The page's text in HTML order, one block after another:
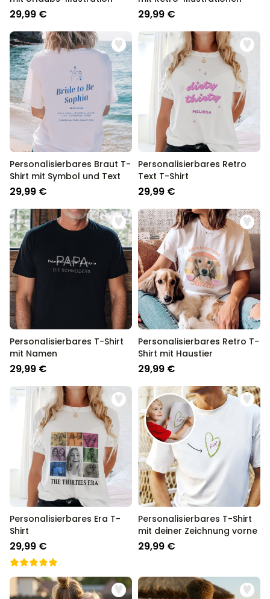
29,99 € 29,99 €
Personalisierbares Braut T-
Shirt mit Symbol und Text
29,99 €
Personalisierbares Retro
Text T-Shirt
29,99 €
Personalisierbares T-Shirt
mit Namen
29,99 €
Personalisierbares Retro T-
Shirt mit Haustier
29,99 €
Personalisierbares Era T-
Shirt
29,99 €
Personalisierbares T-Shirt
mit deiner Zeichnung vorne
29,99 €